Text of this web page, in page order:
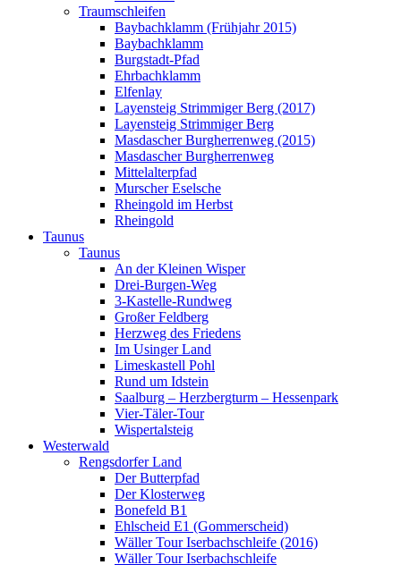
Traumschleifen
Baybachklamm (Frühjahr 2015)
Baybachklamm
Burgstadt-Pfad
Ehrbachklamm
Elfenlay
Layensteig Strimmiger Berg (2017)
Layensteig Strimmiger Berg
Masdascher Burgherrenweg (2015)
Masdascher Burgherrenweg
Mittelalterpfad
Murscher Eselsche
Rheingold im Herbst
Rheingold
Taunus
Taunus
An der Kleinen Wisper
Drei-Burgen-Weg
3-Kastelle-Rundweg
Großer Feldberg
Herzweg des Friedens
Im Usinger Land
Limeskastell Pohl
Rund um Idstein
Saalburg – Herzbergturm – Hessenpark
Vier-Täler-Tour
Wispertalsteig
Westerwald
Rengsdorfer Land
Der Butterpfad
Der Klosterweg
Bonefeld B1
Ehlscheid E1 (Gommerscheid)
Wäller Tour Iserbachschleife (2016)
Wäller Tour Iserbachschleife